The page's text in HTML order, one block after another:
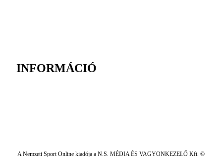
INFORMÁCIÓ
A Nemzeti Sport Online kiadója a N.S. MÉDIA ÉS VAGYONKEZELŐ Kft. ©